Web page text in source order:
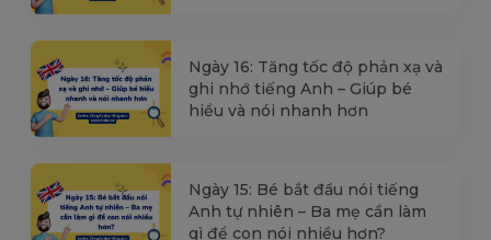
Ngày 16: Tăng tốc độ phản xạ và
ghi nhớ tiếng Anh – Giúp bé
hiểu và nói nhanh hơn
Ngày 15: Bé bắt đầu nói tiếng
Anh tự nhiên – Ba mẹ cần làm
gì để con nói nhiều hơn?